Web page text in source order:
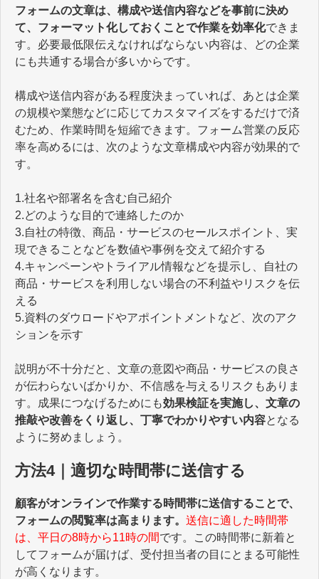
フォームの文章は、構成や送信内容などを事前に決め
て、フォーマット化しておくことで作業を効率化できま
す。必要最低限伝えなければならない内容は、どの企業
にも共通する場合が多いからです。
構成や送信内容がある程度決まっていれば、あとは企業
の規模や業態などに応じてカスタマイズをするだけで済
むため、作業時間を短縮できます。フォーム営業の反応
率を高めるには、次のような文章構成や内容が効果的で
す。
1.社名や部署名を含む自己紹介
2.どのような目的で連絡したのか
3.自社の特徴、商品・サービスのセールスポイント、実
現できることなどを数値や事例を交えて紹介する
4.キャンペーンやトライアル情報などを提示し、自社の
商品・サービスを利用しない場合の不利益やリスクを伝
える
5.資料のダウロードやアポイントメントなど、次のアク
ションを示す
説明が不十分だと、文章の意図や商品・サービスの良さ
が伝わらないばかりか、不信感を与えるリスクもありま
す。成果につなげるためにも効果検証を実施し、文章の
推敲や改善をくり返し、丁寧でわかりやすい内容となる
ように努めましょう。
方法4｜適切な時間帯に送信する
顧客がオンラインで作業する時間帯に送信することで、
フォームの閲覧率は高まります。 送信に適した時間帯
は、平日の8時から11時の間です。この時間帯に新着と
してフォームが届けば、受付担当者の目にとまる可能性
が高くなります。